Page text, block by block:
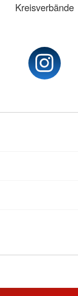
Kreisverbände
zu